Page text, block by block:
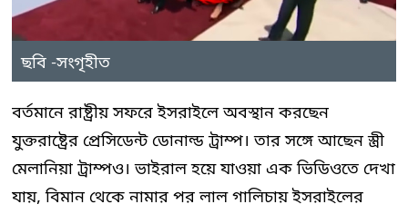
ছবি -সংগৃহীত
বর্তমানে রাষ্ট্রীয় সফরে ইসরাইলে অবস্থান করছেন
যুক্তরাষ্ট্রের প্রেসিডেন্ট ডোনাল্ড ট্রাম্প। তার সঙ্গে আছেন স্ত্রী
মেলানিয়া ট্রাম্পও। ভাইরাল হয়ে যাওয়া এক ভিডিওতে দেখা
যায়, বিমান থেকে নামার পর লাল গালিচায় ইসরাইলের